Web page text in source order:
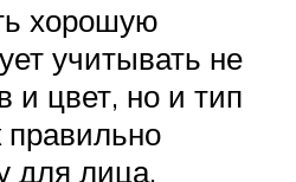
хорошую
учитывать не
и цвет, но и тип
правильно
для лица,